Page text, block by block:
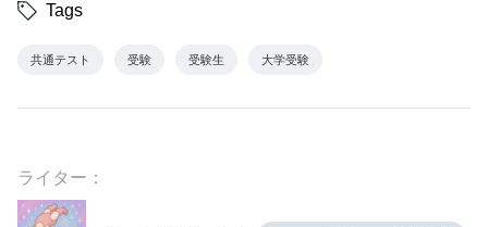
Tags
共通テスト 受験 受験生 大学受験
ライター：